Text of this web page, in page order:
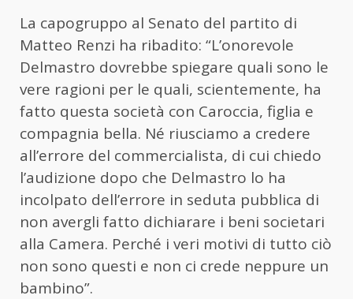
La capogruppo al Senato del partito di
Matteo Renzi ha ribadito: “L’onorevole
Delmastro dovrebbe spiegare quali sono le
vere ragioni per le quali, scientemente, ha
fatto questa società con Caroccia, figlia e
compagnia bella. Né riusciamo a credere
all’errore del commercialista, di cui chiedo
l’audizione dopo che Delmastro lo ha
incolpato dell’errore in seduta pubblica di
non avergli fatto dichiarare i beni societari
alla Camera. Perché i veri motivi di tutto ciò
non sono questi e non ci crede neppure un
bambino”.